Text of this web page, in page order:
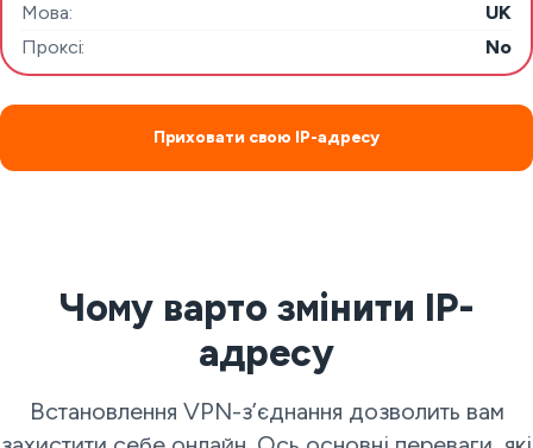
Мова:
UK
Проксі:
No
Приховати свою IP-адресу
Чому варто змінити IP-
адресу
Встановлення VPN-з’єднання дозволить вам